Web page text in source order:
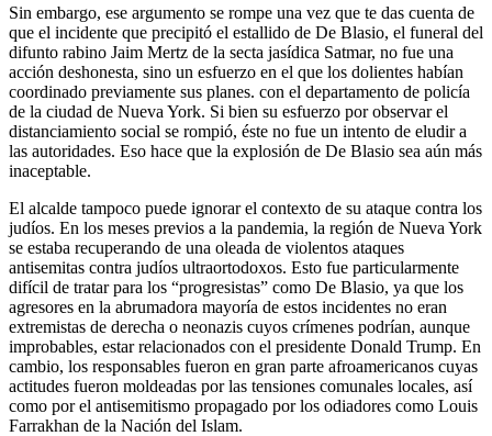
Sin embargo, ese argumento se rompe una vez que te das cuenta de
que el incidente que precipitó el estallido de De Blasio, el funeral del
difunto rabino Jaim Mertz de la secta jasídica Satmar, no fue una
acción deshonesta, sino un esfuerzo en el que los dolientes habían
coordinado previamente sus planes. con el departamento de policía
de la ciudad de Nueva York. Si bien su esfuerzo por observar el
distanciamiento social se rompió, éste no fue un intento de eludir a
las autoridades. Eso hace que la explosión de De Blasio sea aún más
inaceptable.
El alcalde tampoco puede ignorar el contexto de su ataque contra los
judíos. En los meses previos a la pandemia, la región de Nueva York
se estaba recuperando de una oleada de violentos ataques
antisemitas contra judíos ultraortodoxos. Esto fue particularmente
difícil de tratar para los “progresistas” como De Blasio, ya que los
agresores en la abrumadora mayoría de estos incidentes no eran
extremistas de derecha o neonazis cuyos crímenes podrían, aunque
improbables, estar relacionados con el presidente Donald Trump. En
cambio, los responsables fueron en gran parte afroamericanos cuyas
actitudes fueron moldeadas por las tensiones comunales locales, así
como por el antisemitismo propagado por los odiadores como Louis
Farrakhan de la Nación del Islam.